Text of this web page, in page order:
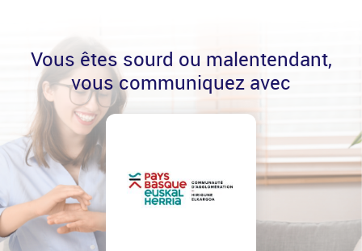
Vous êtes sourd ou malentendant,
vous communiquez avec